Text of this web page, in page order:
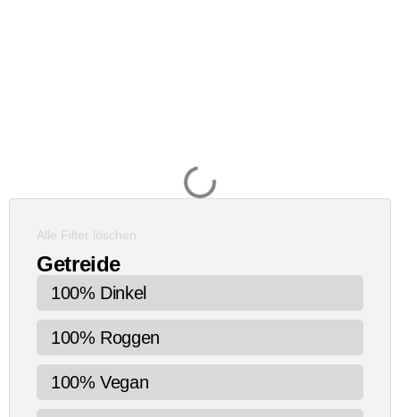
Alle Filter löschen
Getreide
100% Dinkel
100% Roggen
100% Vegan